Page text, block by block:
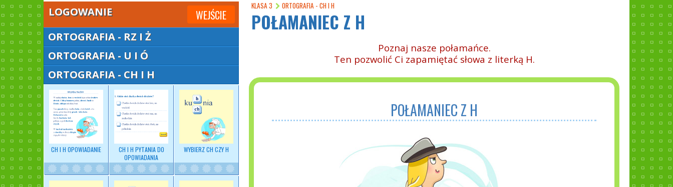
KLASA 3 ORTOGRAFIA - CH I H
POŁAMANIEC Z H
Poznaj nasze połamańce.
Ten pozwolić Ci zapamiętać słowa z literką H.
POŁAMANIEC Z H
LOGOWANIE WEJŚCIE
ORTOGRAFIA - RZ I Ż
ORTOGRAFIA - U I Ó
ORTOGRAFIA - CH I H
CH I H OPOWIADANIE
CH I H PYTANIA DO
OPOWIADANIA
WYBIERZCH CZY H